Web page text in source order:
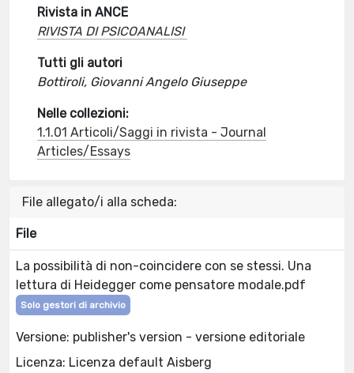
Rivista in ANCE
RIVISTA DI PSICOANALISI
Tutti gli autori
Bottiroli, Giovanni Angelo Giuseppe
Nelle collezioni:
1.1.01 Articoli/Saggi in rivista - Journal
Articles/Essays
File allegato/i alla scheda:
File
La possibilità di non-coincidere con se stessi. Una
lettura di Heidegger come pensatore modale.pdf
Solo gestori di archivio
Versione: publisher's version - versione editoriale
Licenza: Licenza default Aisberg